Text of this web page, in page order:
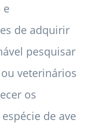
e
de adquirir
pesquisar
veterinários
os
de ave